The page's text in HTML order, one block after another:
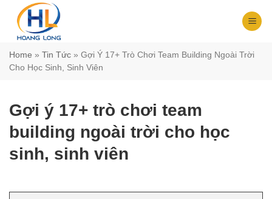
Chuyển
dungHome » Tin Tức » Gợi Ý 17+ Trò Chơi Team Building Ngoài Trời
Cho Học Sinh, Sinh Viên
Gợi ý 17+ trò chơi team
building ngoài trời cho học
sinh, sinh viên